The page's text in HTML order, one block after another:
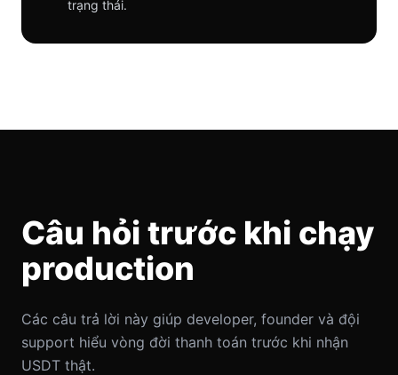
trạng thái.
Câu hỏi trước khi chạy
production
Các câu trả lời này giúp developer, founder và đội
support hiểu vòng đời thanh toán trước khi nhận
USDT thật.